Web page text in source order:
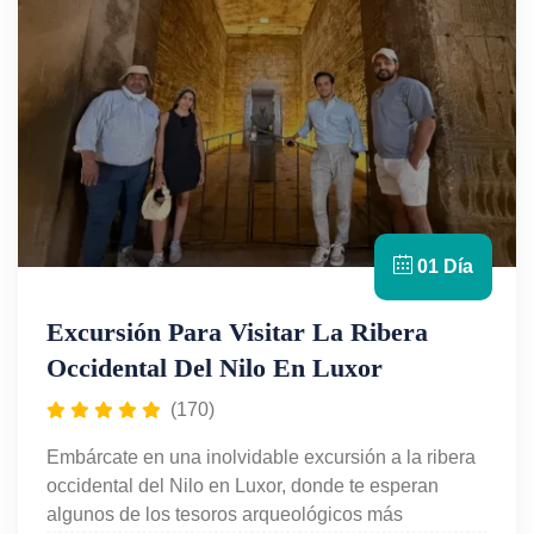
Egipto en un solo día en Luxor.
01 Día
Excursión Para Visitar La Ribera
Occidental Del Nilo En Luxor
(170)
Embárcate en una inolvidable excursión a la ribera
occidental del Nilo en Luxor, donde te esperan
algunos de los tesoros arqueológicos más